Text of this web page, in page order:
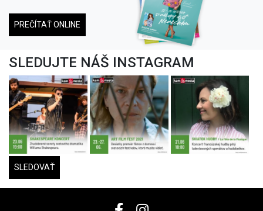
PREČÍTAŤ ONLINE
SLEDUJTE NÁŠ INSTAGRAM
SLEDOVAŤ